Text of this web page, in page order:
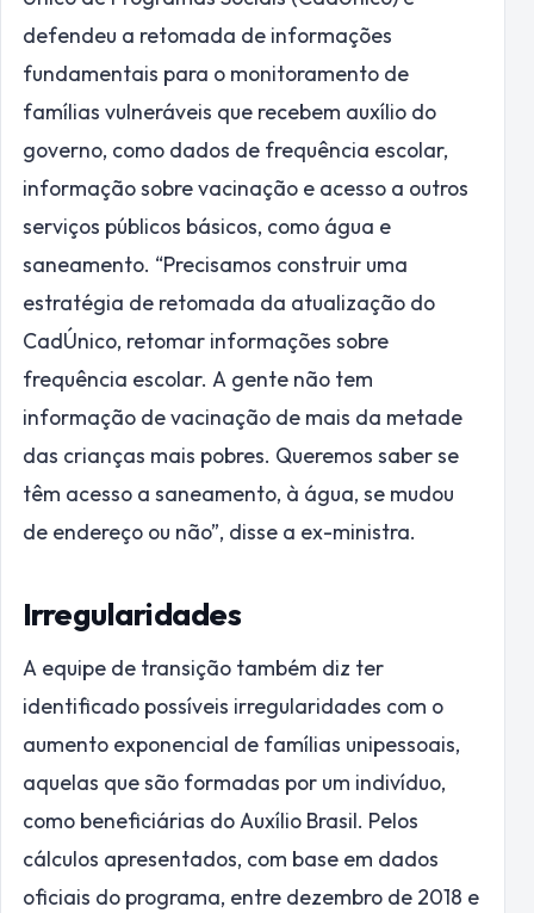
defendeu a retomada de informações
fundamentais para o monitoramento de
famílias vulneráveis que recebem auxílio do
governo, como dados de frequência escolar,
informação sobre vacinação e acesso a outros
serviços públicos básicos, como água e
saneamento. “Precisamos construir uma
estratégia de retomada da atualização do
CadÚnico, retomar informações sobre
frequência escolar. A gente não tem
informação de vacinação de mais da metade
das crianças mais pobres. Queremos saber se
têm acesso a saneamento, à água, se mudou
de endereço ou não”, disse a ex-ministra.
Irregularidades
A equipe de transição também diz ter
identificado possíveis irregularidades com o
aumento exponencial de famílias unipessoais,
aquelas que são formadas por um indivíduo,
como beneficiárias do Auxílio Brasil. Pelos
cálculos apresentados, com base em dados
oficiais do programa, entre dezembro de 2018 e